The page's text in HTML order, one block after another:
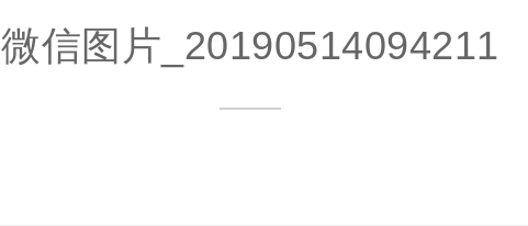
微信图片_20190514094211